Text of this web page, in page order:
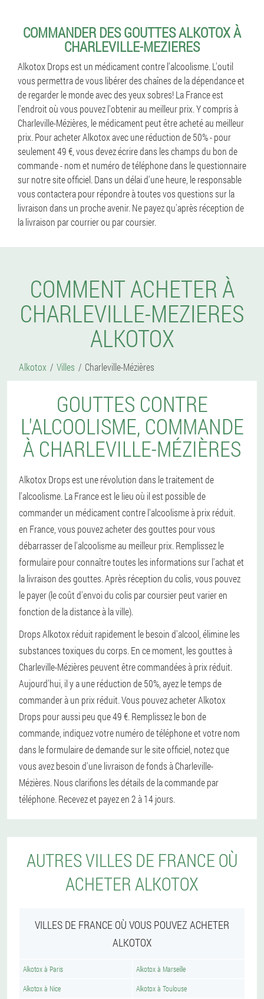
COMMANDER DES GOUTTES ALKOTOX À
CHARLEVILLE-MEZIERES
Alkotox Drops est un médicament contre l'alcoolisme. L'outil
vous permettra de vous libérer des chaînes de la dépendance et
de regarder le monde avec des yeux sobres! La France est
l'endroit où vous pouvez l'obtenir au meilleur prix. Y compris à
Charleville-Mézières, le médicament peut être acheté au meilleur
prix. Pour acheter Alkotox avec une réduction de 50% - pour
seulement 49 €, vous devez écrire dans les champs du bon de
commande - nom et numéro de téléphone dans le questionnaire
sur notre site officiel. Dans un délai d'une heure, le responsable
vous contactera pour répondre à toutes vos questions sur la
livraison dans un proche avenir. Ne payez qu'après réception de
la livraison par courrier ou par coursier.
COMMENT ACHETER À
CHARLEVILLE-MEZIERES
ALKOTOX
Alkotox Villes Charleville-Mézières
GOUTTES CONTRE
L'ALCOOLISME, COMMANDE
À CHARLEVILLE-MÉZIÈRES
Alkotox Drops est une révolution dans le traitement de
l'alcoolisme. La France est le lieu où il est possible de
commander un médicament contre l'alcoolisme à prix réduit.
en France, vous pouvez acheter des gouttes pour vous
débarrasser de l'alcoolisme au meilleur prix. Remplissez le
formulaire pour connaître toutes les informations sur l'achat et
la livraison des gouttes. Après réception du colis, vous pouvez
le payer (le coût d'envoi du colis par coursier peut varier en
fonction de la distance à la ville).
Drops Alkotox réduit rapidement le besoin d'alcool, élimine les
substances toxiques du corps. En ce moment, les gouttes à
Charleville-Mézières peuvent être commandées à prix réduit.
Aujourd'hui, il y a une réduction de 50%, ayez le temps de
commander à un prix réduit. Vous pouvez acheter Alkotox
Drops pour aussi peu que 49 €. Remplissez le bon de
commande, indiquez votre numéro de téléphone et votre nom
dans le formulaire de demande sur le site officiel, notez que
vous avez besoin d'une livraison de fonds à Charleville-
Mézières. Nous clarifions les détails de la commande par
téléphone. Recevez et payez en 2 à 14 jours.
AUTRES VILLES DE FRANCE OÙ
ACHETER ALKOTOX
VILLES DE FRANCE OÙ VOUS POUVEZ ACHETER
ALKOTOX
Alkotox à Paris Alkotox à Marseille
Alkotox à Nice Alkotox à Toulouse